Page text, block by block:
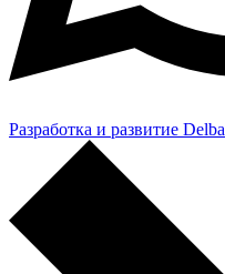
Разработка и развитие Delba